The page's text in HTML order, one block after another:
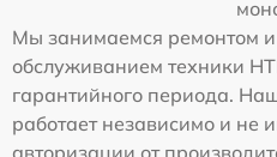
Мы занимаемся ремонтом и
обслуживанием техники
гарантийного периода.
работает независимо и не
авторизации от